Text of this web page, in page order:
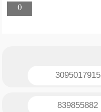
0
3095017915
839855882